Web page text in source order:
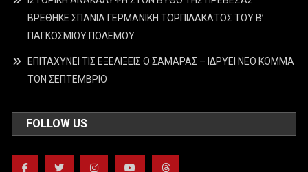
ΒΡΕΘΗΚΕ ΣΠΑΝΙΑ ΓΕΡΜΑΝΙΚΗ ΤΟΡΠΙΛΑΚΑΤΟΣ ΤΟΥ Β’
ΠΑΓΚΟΣΜΙΟΥ ΠΟΛΕΜΟΥ
ΕΠΙΤΑΧΥΝΕΙ ΤΙΣ ΕΞΕΛΙΞΕΙΣ Ο ΣΑΜΑΡΑΣ – ΙΔΡΥΕΙ ΝΕΟ ΚΟΜΜΑ
ΤΟΝ ΣΕΠΤΕΜΒΡΙΟ
FOLLOW US